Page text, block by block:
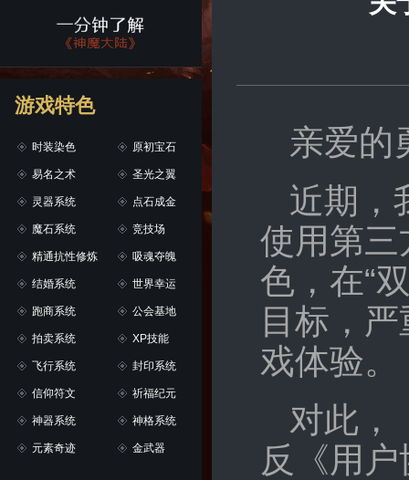
游戏特色
时装染色
易名之术
灵器系统
魔石系统
精通抗性修炼
结婚系统
跑商系统
拍卖系统
飞行系统
信仰符文
神器系统
元素奇迹
原初宝石
圣光之翼
点石成金
竞技场
吸魂夺魄
世界幸运
公会基地
XP技能
封印系统
祈福纪元
神格系统
金武器
亲爱的
近期，
使用第
色，在“
目标，
戏体验。
对此，
反《用